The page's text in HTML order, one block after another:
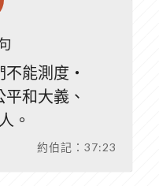
不能測度‧
和大義、
。
約伯記：37:23